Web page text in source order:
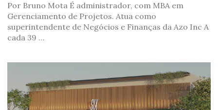
Por Bruno Mota É administrador, com MBA em
Gerenciamento de Projetos. Atua como
superintendente de Negócios e Finanças da Azo Inc A
cada 39 …